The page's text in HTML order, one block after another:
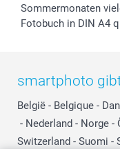
Sommermonaten
Fotobuch in DIN A4
smartphoto
België - Belgique -
- Nederland - Norge -
Switzerland - Suomi -